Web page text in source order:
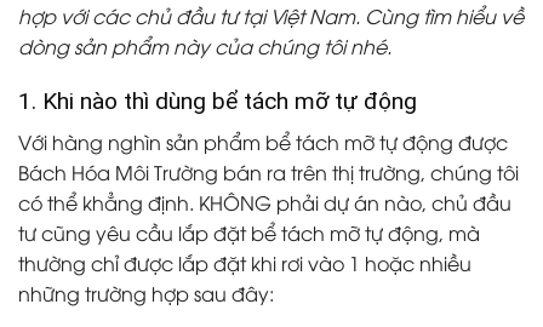
hợp với các chủ đầu tư tại Việt Nam. Cùng tìm hiểu về
dòng sản phẩm này của chúng tôi nhé.
1. Khi nào thì dùng bể tách mỡ tự động
Với hàng nghìn sản phẩm bể tách mỡ tự động được
Bách Hóa Môi Trường bán ra trên thị trường, chúng tôi
có thể khẳng định. KHÔNG phải dự án nào, chủ đầu
tư cũng yêu cầu lắp đặt bể tách mỡ tự động, mà
thường chỉ được lắp đặt khi rơi vào 1 hoặc nhiều
những trường hợp sau đây: